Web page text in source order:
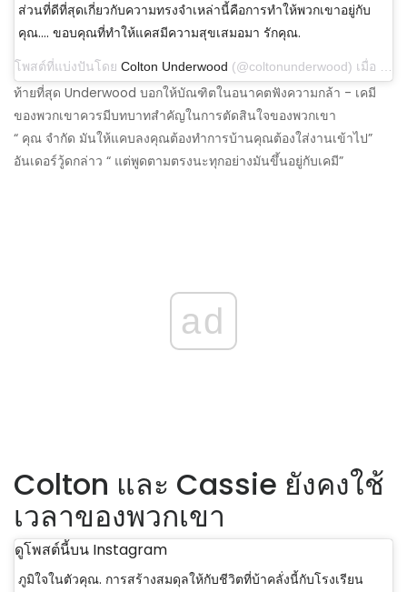
ส่วนที่ดีที่สุดเกี่ยวกับความทรงจำเหล่านี้คือการทำให้พวกเขาอยู่กับ
คุณ…. ขอบคุณที่ทำให้แคสมีความสุขเสมอมา รักคุณ.
โพสต์ที่แบ่งปันโดย Colton Underwood (@coltonunderwood) เมื่อ 11 ส.ค. 2019 เวลา 11.30 น. PDT
ท้ายที่สุด Underwood บอกให้บัณฑิตในอนาคตฟังความกล้า - เคมี
ของพวกเขาควรมีบทบาทสำคัญในการตัดสินใจของพวกเขา
“ คุณ จำกัด มันให้แคบลงคุณต้องทำการบ้านคุณต้องใส่งานเข้าไป”
อันเดอร์วู้ดกล่าว “ แต่พูดตามตรงนะทุกอย่างมันขึ้นอยู่กับเคมี”
ad
Colton และ Cassie ยังคงใช้
เวลาของพวกเขา
ดูโพสต์นี้บน Instagram
ภูมิใจในตัวคุณ. การสร้างสมดุลให้กับชีวิตที่บ้าคลั่งนี้กับโรงเรียน